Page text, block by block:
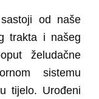
od naše
trakta i našeg
želudačne
sistemu
tijelo. Urođeni